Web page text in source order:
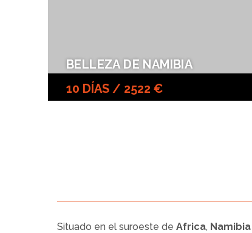
BELLEZA DE NAMIBIA
10 DÍAS / 2522 €
Situado en el suroeste deAfrica, Namibia